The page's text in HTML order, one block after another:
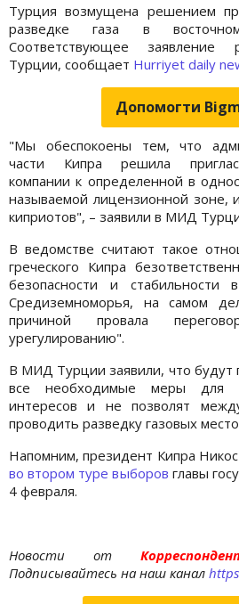
Турция возмущена решением
разведке газа в
Соответствующее заявление
Турции, сообщает Hurriyet daily
Допомогти
"Мы обеспокоены тем, что
части Кипра решила
компании к определенной в
называемой лицензионной зоне,
киприотов", – заявили в МИД
В ведомстве считают такое
греческого Кипра
безопасности и стабильности
Средиземноморья, на самом
причиной провала
урегулированию".
В МИД Турции заявили, что будут
все необходимые меры для
интересов и не позволят
проводить разведку газовых
Напомним, президент Кипра Никос
во втором туре выборов главы
4 февраля.
Новости от
Подписывайтесь на наш канал